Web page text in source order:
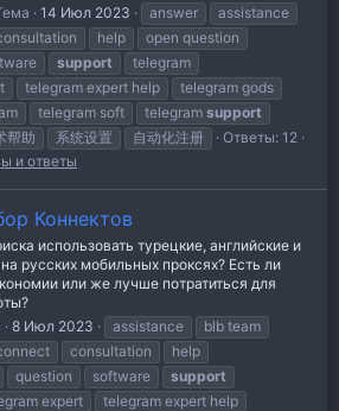
14 Июл 2023 answer
assistance
help
open question
support
telegram
telegram expert help
telegram gods
telegram soft telegram support
帮助 系统设置 自动化注册
Ответы: 12
и ответы
Коннектов
использовать турецкие, английские и
русских мобильных проксях? Есть ли
или же лучше потратиться для
8 Июл 2023 assistance
blb team
consultation
help
question software
support
expert
telegram expert help